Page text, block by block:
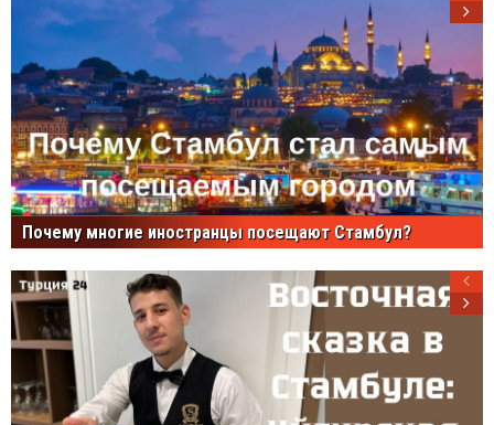
Почему многие иностранцы посещают Стамбул?